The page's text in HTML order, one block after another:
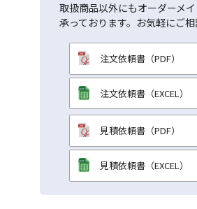
取扱商品以外にもオーダーメ
承っております。お気軽にご相
注文依頼書（PDF）
注文依頼書（EXCEL）
見積依頼書（PDF）
見積依頼書（EXCEL）